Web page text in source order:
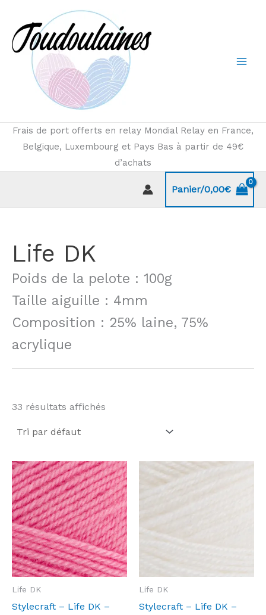
contenu
Frais de port offerts en relay Mondial Relay en France,
Belgique, Luxembourg et Pays Bas à partir de 49€
d’achats
Panier/0,00€
Life DK
Poids de la pelote : 100g
Taille aiguille : 4mm
Composition : 25% laine, 75%
acrylique
33 résultats affichés
Life DK
Stylecraft – Life DK –
Life DK
Stylecraft – Life DK –